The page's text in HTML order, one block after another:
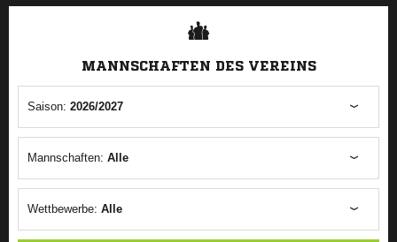
ANZEIGE
MANNSCHAFTEN DES VEREINS
Saison: 2026/2027
Mannschaften: Alle
Wettbewerbe: Alle